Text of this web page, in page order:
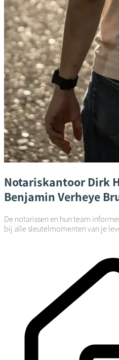
Notariskantoor Dirk
Benjamin Verheye
De notarissen en hun team
bij alle sleutelmomenten van je